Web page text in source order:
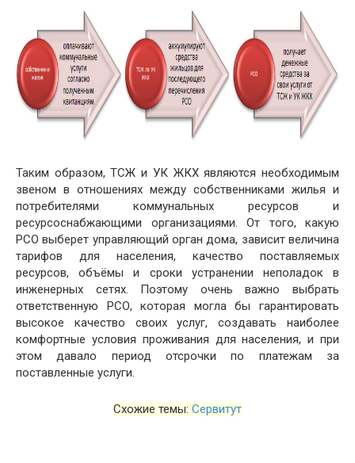
Таким образом, ТСЖ и УК ЖКХ являются необходимым
звеном в отношениях между собственниками жилья и
потребителями коммунальных ресурсов и
ресурсоснабжающими организациями. От того, какую
РСО выберет управляющий орган дома, зависит величина
тарифов для населения, качество поставляемых
ресурсов, объёмы и сроки устранении неполадок в
инженерных сетях. Поэтому очень важно выбрать
ответственную РСО, которая могла бы гарантировать
высокое качество своих услуг, создавать наиболее
комфортные условия проживания для населения, и при
этом давало период отсрочки по платежам за
поставленные услуги.
Схожие темы: Сервитут